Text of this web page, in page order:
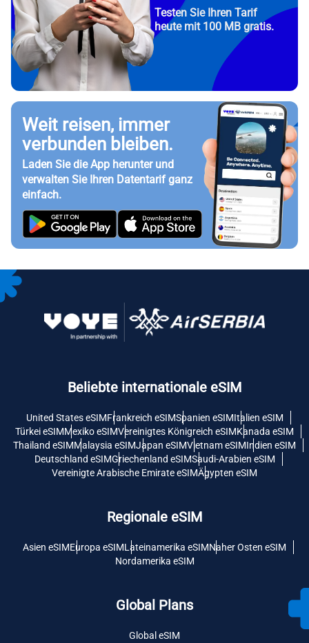
Testen Sie Ihren Tarif
heute mit 100 MB gratis.
Weit reisen, immer
verbunden bleiben.
Laden Sie die App herunter und
verwalten Sie Ihren Datentarif ganz
einfach.
Beliebte internationale eSIM
United States eSIMFrankreich eSIMSpanien eSIMItalien eSIM
Türkei eSIMMexiko eSIMVereinigtes Königreich eSIMKanada eSIM
Thailand eSIMMalaysia eSIMJapan eSIMVietnam eSIMIndien eSIM
Deutschland eSIMGriechenland eSIMSaudi-Arabien eSIM
Vereinigte Arabische Emirate eSIMÄgypten eSIM
Regionale eSIM
Asien eSIMEuropa eSIMLateinamerika eSIMNaher Osten eSIM
Nordamerika eSIM
Global Plans
Global eSIM